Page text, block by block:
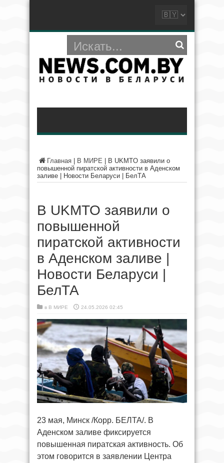
Главная В МИРЕ
В UKMTO заявили о
повышенной пиратской активности в Аденском
заливе | Новости Беларуси | БелТА
В UKMTO заявили о
повышенной
пиратской активности
в Аденском заливе |
Новости Беларуси |
БелТА
в В МИРЕ 24.05.2026 02:45
23 мая, Минск /Корр. БЕЛТА/. В
Аденском заливе фиксируется
повышенная пиратская активность. Об
этом говорится в заявлении Центра